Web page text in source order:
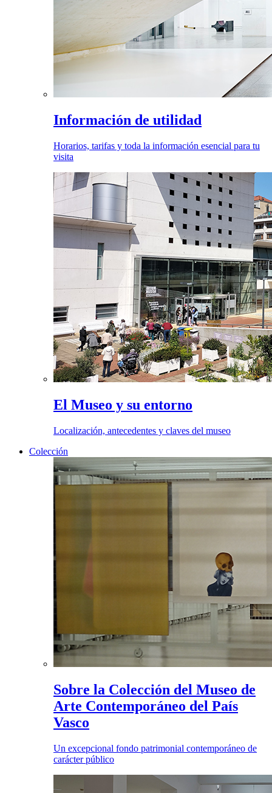
Información de utilidad
Horarios, tarifas y toda la información esencial para tu
visita
El Museo y su entorno
Localización, antecedentes y claves del museo
Colección
Sobre la Colección del Museo de
Arte Contemporáneo del País
Vasco
Un excepcional fondo patrimonial contemporáneo de
carácter público